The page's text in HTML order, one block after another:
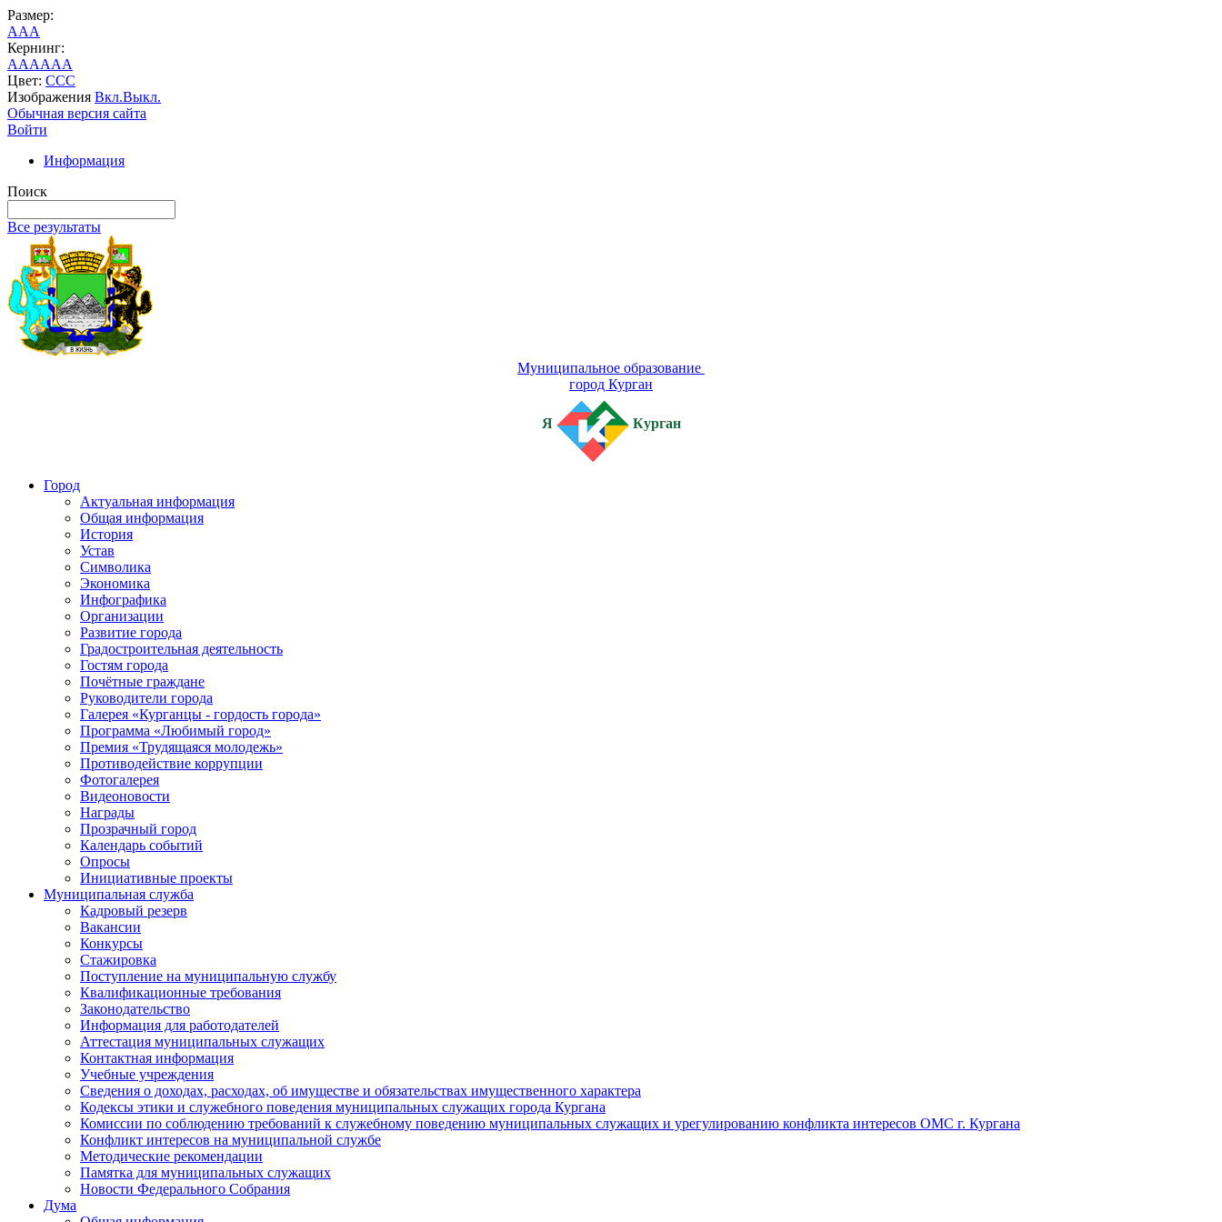
Размер:
AAA
Кернинг:
AAAAAA
Цвет: CCC
Изображения Вкл.Выкл.
Обычная версия сайта
Войти
Информация
Поиск
Все результаты
Муниципальное образование
город Курган
Я Курган
Город
Актуальная информация
Общая информация
История
Устав
Символика
Экономика
Инфографика
Организации
Развитие города
Градостроительная деятельность
Гостям города
Почётные граждане
Руководители города
Галерея «Курганцы - гордость города»
Программа «Любимый город»
Премия «Трудящаяся молодежь»
Противодействие коррупции
Фотогалерея
Видеоновости
Награды
Прозрачный город
Календарь событий
Опросы
Инициативные проекты
Муниципальная служба
Кадровый резерв
Вакансии
Конкурсы
Стажировка
Поступление на муниципальную службу
Квалификационные требования
Законодательство
Информация для работодателей
Аттестация муниципальных служащих
Контактная информация
Учебные учреждения
Сведения о доходах, расходах, об имуществе и обязательствах имущественного характера
Кодексы этики и служебного поведения муниципальных служащих города Кургана
Комиссии по соблюдению требований к служебному поведению муниципальных служащих и урегулированию конфликта интересов ОМС г. Кургана
Конфликт интересов на муниципальной службе
Методические рекомендации
Памятка для муниципальных служащих
Новости Федерального Cобрания
Дума